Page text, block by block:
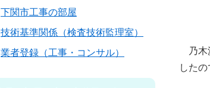
乃木
した
下関市工事の部屋
技術基準関係（検査技術監理室）
業者登録（工事・コンサル）